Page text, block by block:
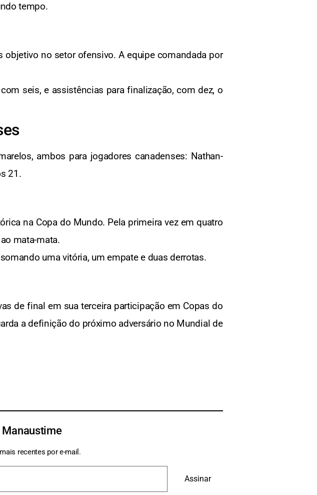
tempo.
objetivo no setor ofensivo. A equipe comandada por
seis, e assistências para finalização, com dez, o
ambos para jogadores canadenses: Nathan-
21.
na Copa do Mundo. Pela primeira vez em quatro
mata-mata.
uma vitória, um empate e duas derrotas.
de final em sua terceira participação em Copas do
a definição do próximo adversário no Mundial de
Manaustime
recentes por e-mail.
Assinar